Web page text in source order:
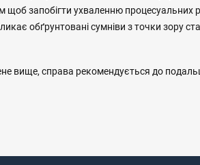
щоб запобігти ухваленню процесуальних
обґрунтовані сумніви з точки зору
вище, справа рекомендується до